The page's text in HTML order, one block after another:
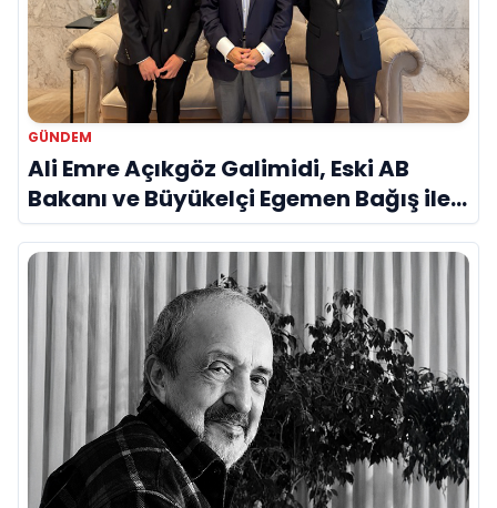
GÜNDEM
Ali Emre Açıkgöz Galimidi, Eski AB
Bakanı ve Büyükelçi Egemen Bağış ile
Bir Araya Geldi